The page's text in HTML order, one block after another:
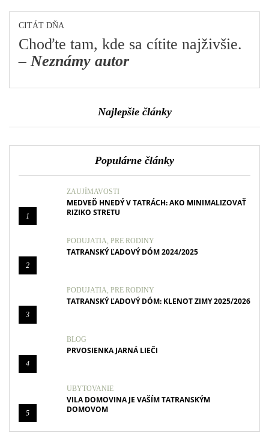
CITÁT DŇA
Choďte tam, kde sa cítite najživšie.
– Neznámy autor
Najlepšie články
Populárne články
1
ZAUJÍMAVOSTI
MEDVEĎ HNEDÝ V TATRÁCH: AKO MINIMALIZOVAŤ
RIZIKO STRETU
2
PODUJATIA, PRE RODINY
TATRANSKÝ ĽADOVÝ DÓM 2024/2025
3
PODUJATIA, PRE RODINY
TATRANSKÝ ĽADOVÝ DÓM: KLENOT ZIMY 2025/2026
4
BLOG
PRVOSIENKA JARNÁ LIEČI
5
UBYTOVANIE
VILA DOMOVINA JE VAŠÍM TATRANSKÝM
DOMOVOM